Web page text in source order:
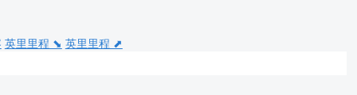
英里里程 ⬊ 英里里程 ⬈